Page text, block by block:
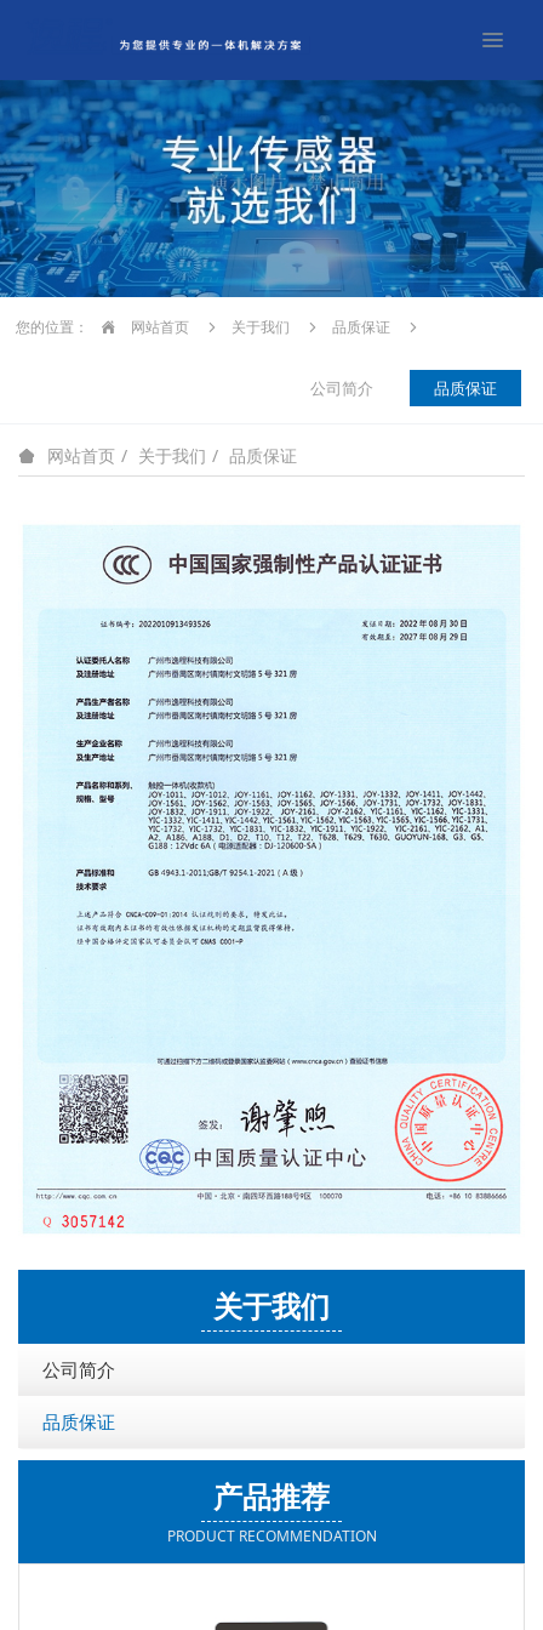
您的位置： 网站首页 关于我们 品质保证
公司简介 品质保证
网站首页 关于我们 品质保证
关于我们
公司简介
品质保证
产品推荐
PRODUCT RECOMMENDATION